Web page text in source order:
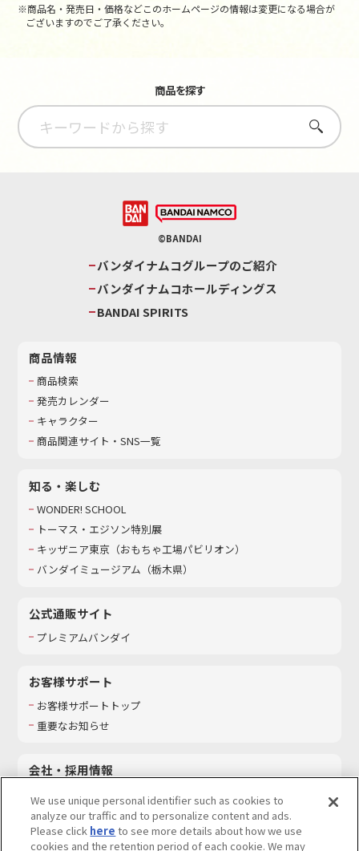
※商品名・発売日・価格などこのホームページの情報は変更になる場合が
ございますのでご了承ください。
商品を探す
さがす
©BANDAI
バンダイナムコグループのご紹介
バンダイナムコホールディングス
BANDAI SPIRITS
商品情報
商品検索
発売カレンダー
キャラクター
商品関連サイト・SNS一覧
知る・楽しむ
WONDER! SCHOOL
トーマス・エジソン特別展
キッザニア東京（おもちゃ工場パビリオン）​
バンダイミュージアム（栃木県）
公式通販サイト
プレミアムバンダイ
お客様サポート
お客様サポートトップ
重要なお知らせ
会社・採用情報
採用情報
サステナビリティ
We use unique personal identifier such as cookies to
analyze our traffic and to personalize content and ads.
Please click here to see more details about how we use
cookies and the retention period of each cookie. We may